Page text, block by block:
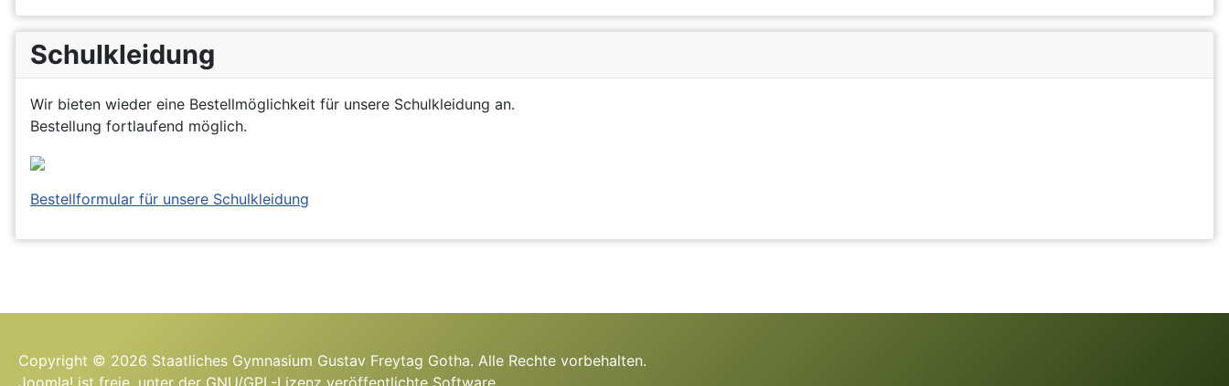
Schulkleidung
Wir bieten wieder eine Bestellmöglichkeit für unsere Schulkleidung an.
Bestellung fortlaufend möglich.
Bestellformular für unsere Schulkleidung
Copyright © 2026 Staatliches Gymnasium Gustav Freytag Gotha. Alle Rechte vorbehalten.
Joomla! ist freie, unter der GNU/GPL-Lizenz veröffentlichte Software.